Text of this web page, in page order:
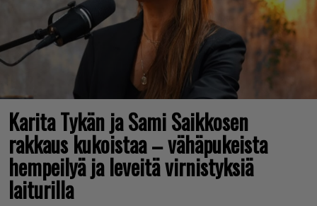
Karita Tykän ja Sami Saikkosen
rakkaus kukoistaa – vähäpukeista
hempeilyä ja leveitä virnistyksiä
laiturilla